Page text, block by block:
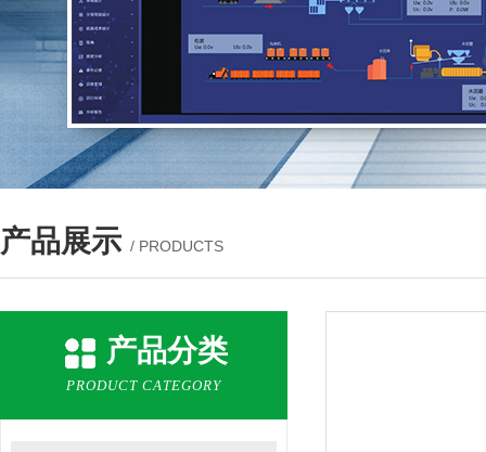
产品展示 / PRODUCTS
产品分类
PRODUCT CATEGORY